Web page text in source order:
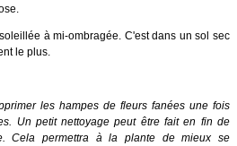
à mi-ombragée. C'est dans un sol sec
le plus.
les hampes de fleurs fanées une fois
Un petit nettoyage peut être fait en fin de
Cela permettra à la plante de mieux se